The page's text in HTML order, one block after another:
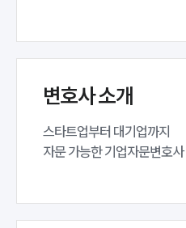
변호사 소개
스타트업부터 대기업까지
자문 가능한 기업자문변호사